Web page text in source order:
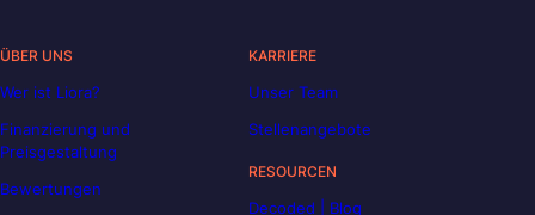
ÜBER UNS
Wer ist Liora?
Finanzierung und
Preisgestaltung
Bewertungen
KARRIERE
Unser Team
Stellenangebote
RESOURCEN
Decoded | Blog